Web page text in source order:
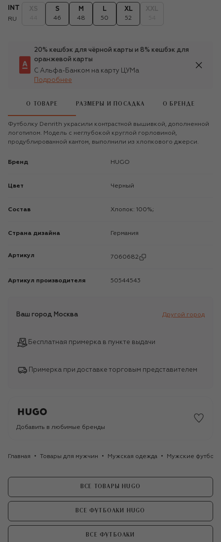
INT
RU
S
46
M
48
L
50
XL
52
20% кешбэк для чёрной карты и 8% кешбэк для
оранжевой карты
С Альфа-Банком на карту ЦУМа
Подробнее
О ТОВАРЕ РАЗМЕРЫ И ПОСАДКА О БРЕНДЕ
Футболку Denrith украсили контрастной вышивкой, дополненной
логотипом. Модель с неглубокой круглой горловиной,
продублированной кантом, выполнили из хлопкового джерси.
Бренд HUGO
Цвет Черный
Состав Хлопок: 100%;
Страна дизайна Германия
Артикул 7060682
Артикул производителя 50544543
Ваш город Москва Другой город
Бесплатная примерка в пункте выдачи
Примерка при доставке торговым представителем
Добавить в любимые бренды
Главная Товары для мужчин Мужская одежда Мужские
ВСЕ ТОВАРЫ HUGO
ВСЕ ФУТБОЛКИ HUGO
ВСЕ ФУТБОЛКИ